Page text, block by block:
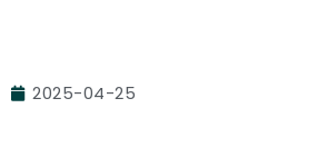
2025-04-25